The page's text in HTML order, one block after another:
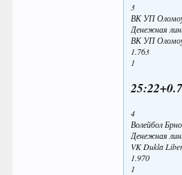
3
ВК УП
Денежная
ВК УП
1.763
1
4
Волейбол
Денежная
VK Dukla
1.970
1